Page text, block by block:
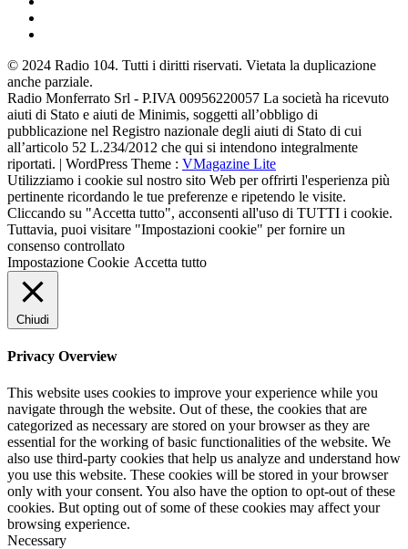
© 2024 Radio 104. Tutti i diritti riservati. Vietata la duplicazione
anche parziale.
Radio Monferrato Srl - P.IVA 00956220057 La società ha ricevuto
aiuti di Stato e aiuti de Minimis, soggetti all’obbligo di
pubblicazione nel Registro nazionale degli aiuti di Stato di cui
all’articolo 52 L.234/2012 che qui si intendono integralmente
riportati. | WordPress Theme : VMagazine Lite
Utilizziamo i cookie sul nostro sito Web per offrirti l'esperienza più
pertinente ricordando le tue preferenze e ripetendo le visite.
Cliccando su "Accetta tutto", acconsenti all'uso di TUTTI i cookie.
Tuttavia, puoi visitare "Impostazioni cookie" per fornire un
consenso controllato
Impostazione Cookie Accetta tutto
Chiudi
Privacy Overview
This website uses cookies to improve your experience while you
navigate through the website. Out of these, the cookies that are
categorized as necessary are stored on your browser as they are
essential for the working of basic functionalities of the website. We
also use third-party cookies that help us analyze and understand how
you use this website. These cookies will be stored in your browser
only with your consent. You also have the option to opt-out of these
cookies. But opting out of some of these cookies may affect your
browsing experience.
Necessary